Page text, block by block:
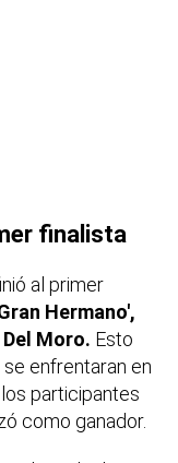
finalista
al primer
Hermano',
Moro. Esto
se enfrentaran en
participantes
como ganador.